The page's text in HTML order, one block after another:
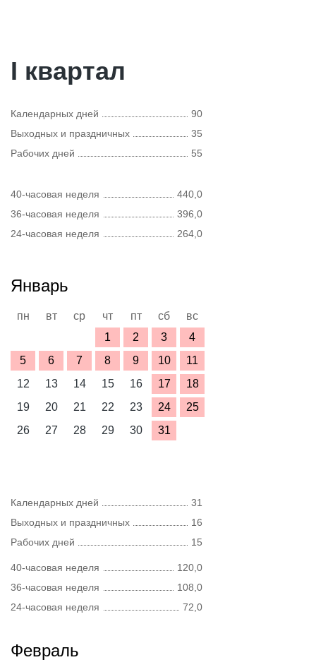
I квартал
Календарных дней
90
Выходных и праздничных
35
Рабочих дней
55
40-часовая неделя
440,0
36-часовая неделя
396,0
24-часовая неделя
264,0
Январь
пн вт ср чт пт сб
вс
1
2 3
4
5
6 7 8 9 10
11
12
13 14 15 16 17
18
19
20 21 22 23 24
25
26
27 28 29 30 31
Календарных дней
31
Выходных и праздничных
16
Рабочих дней
15
40-часовая неделя
120,0
36-часовая неделя
108,0
24-часовая неделя
72,0
Февраль